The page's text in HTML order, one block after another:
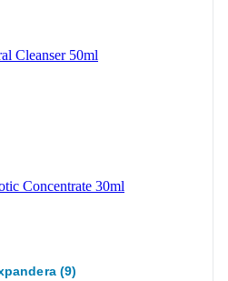
Cleanser 50ml
Concentrate 30ml
(9)